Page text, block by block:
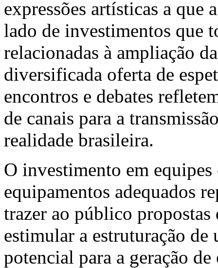
expressões artísticas a que
lado de investimentos que
relacionadas à ampliação
diversificada oferta de
encontros e debates
de canais para a
realidade brasileira.
O investimento em equipes
equipamentos adequados
trazer ao público
estimular a estruturação de
potencial para a geração